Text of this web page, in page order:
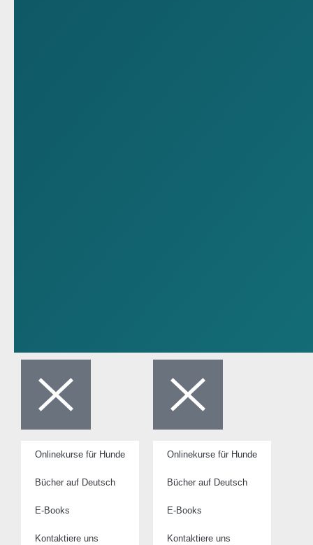
Onlinekurse für Hunde
Bücher auf Deutsch
E-Books
Kontaktiere uns
Onlinekurse für Hunde
Bücher auf Deutsch
E-Books
Kontaktiere uns